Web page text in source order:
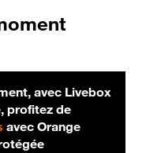
avec Livebox
profitez de
20 € par mois
avec Orange